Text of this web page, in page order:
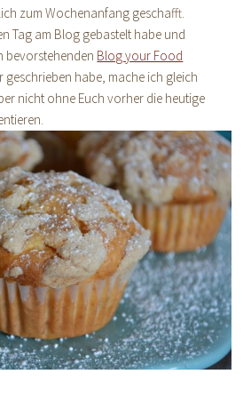
zum Wochenanfang geschafft.
Tag am Blog gebastelt habe und
bevorstehenden Blog your Food
habe, mache ich gleich
nicht ohne Euch vorher die heutige